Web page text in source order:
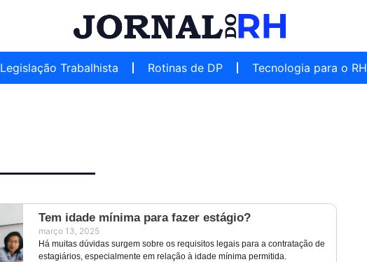
Legislação Trabalhista Rotinas de DP Tecnologia para o RH
Tem idade mínima para fazer estágio?
março 13, 2025
Há muitas dúvidas surgem sobre os requisitos legais para a contratação de
estagiários, especialmente em relação à idade mínima permitida.